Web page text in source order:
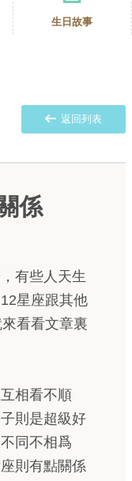
生日故事
返回列表
係
有些人天生
星座跟其他
看看文章裏
相看不順
則是超級好
同不相爲
則有點關係